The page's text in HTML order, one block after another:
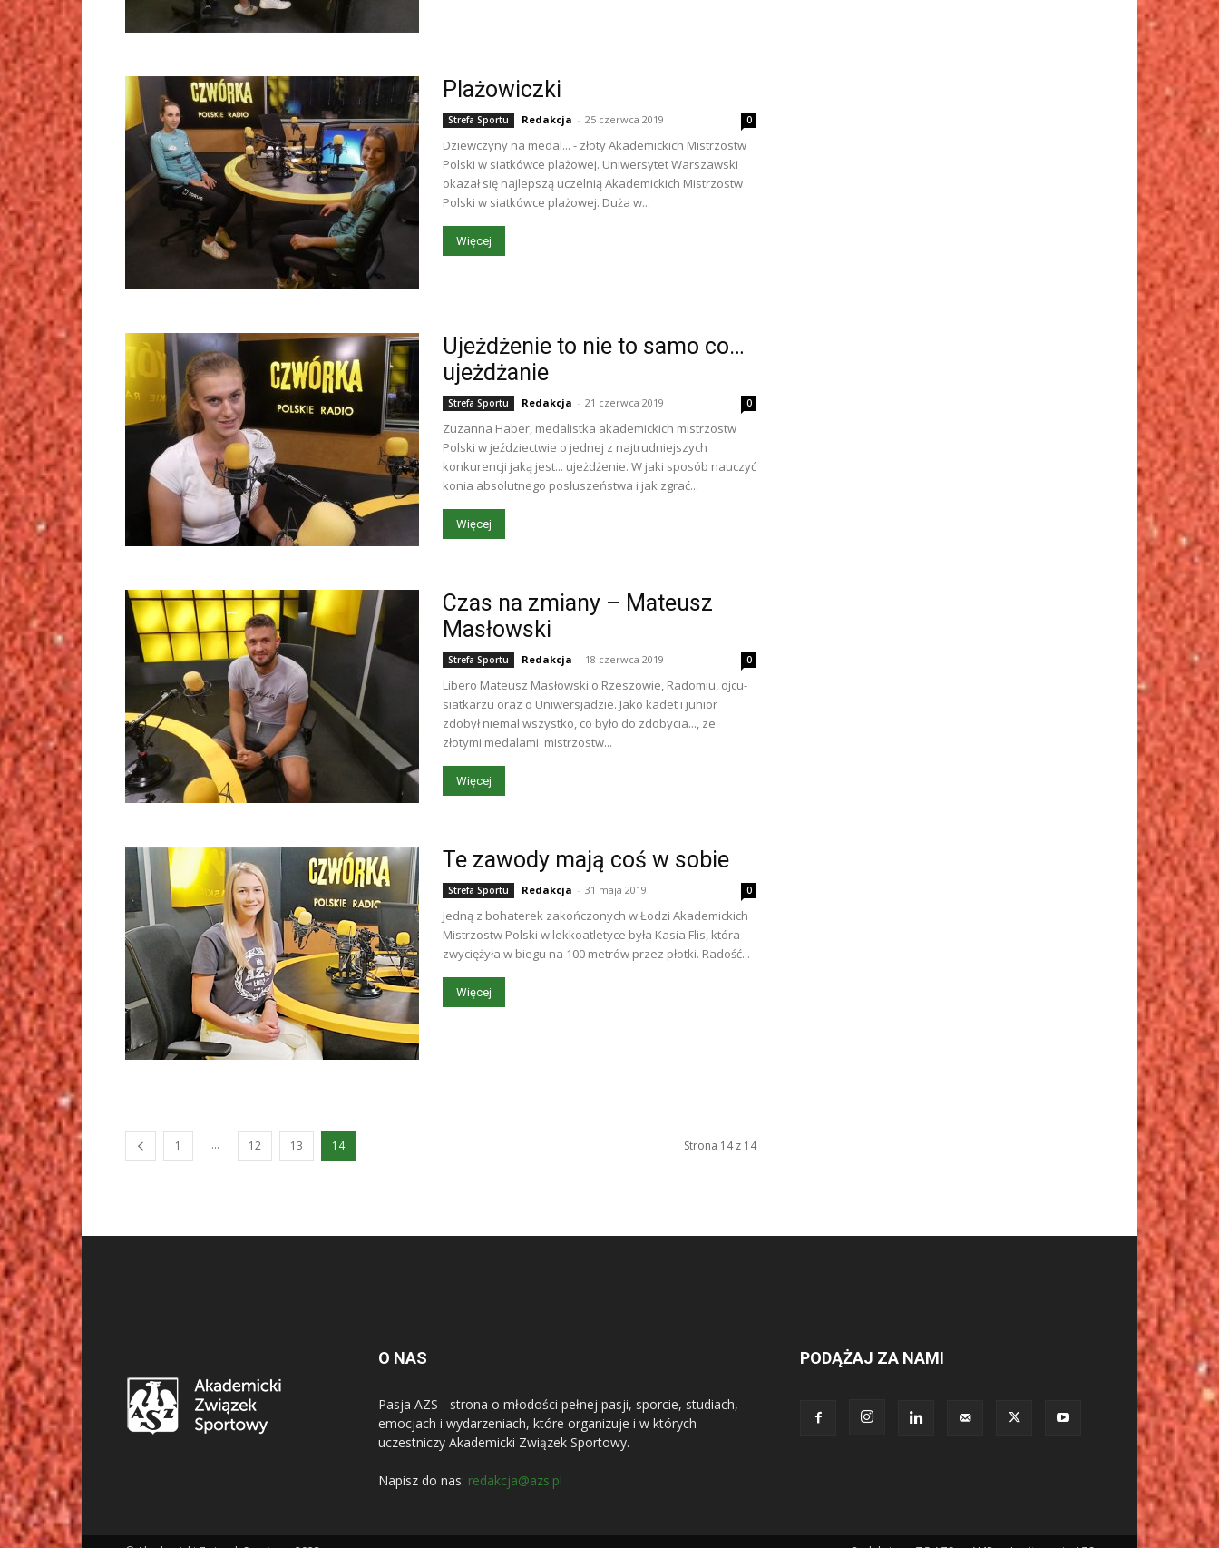
Plażowiczki
Strefa Sportu Redakcja - 25 czerwca 2019 0
Dziewczyny na medal... - złoty Akademickich Mistrzostw
Polski w siatkówce plażowej. Uniwersytet Warszawski
okazał się najlepszą uczelnią Akademickich Mistrzostw
Polski w siatkówce plażowej. Duża w...
Więcej
Ujeżdżenie to nie to samo co…
ujeżdżanie
Strefa Sportu Redakcja - 21 czerwca 2019 0
Zuzanna Haber, medalistka akademickich mistrzostw
Polski w jeździectwie o jednej z najtrudniejszych
konkurencji jaką jest... ujeżdżenie. W jaki sposób nauczyć
konia absolutnego posłuszeństwa i jak zgrać...
Więcej
Czas na zmiany – Mateusz
Masłowski
Strefa Sportu Redakcja - 18 czerwca 2019 0
Libero Mateusz Masłowski o Rzeszowie, Radomiu, ojcu-
siatkarzu oraz o Uniwersjadzie. Jako kadet i junior
zdobył niemal wszystko, co było do zdobycia..., ze
złotymi medalami mistrzostw...
Więcej
Te zawody mają coś w sobie
Strefa Sportu Redakcja - 31 maja 2019 0
Jedną z bohaterek zakończonych w Łodzi Akademickich
Mistrzostw Polski w lekkoatletyce była Kasia Flis, która
zwyciężyła w biegu na 100 metrów przez płotki. Radość...
Więcej
1 ... 12 13 14 Strona 14 z 14
O NAS
Pasja AZS - strona o młodości pełnej pasji, sporcie, studiach,
emocjach i wydarzeniach, które organizuje i w których
uczestniczy Akademicki Związek Sportowy.
Napisz do nas: redakcja@azs.pl
PODĄŻAJ ZA NAMI